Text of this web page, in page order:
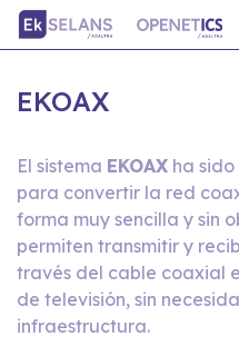
EKOAX
El sistema EKOAX ha
para convertir la red
forma muy sencilla y sin
permiten transmitir y
través del cable coaxial
de televisión, sin
infraestructura.